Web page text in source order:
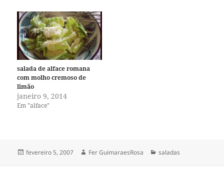
salada de alface romana
com molho cremoso de
limão
janeiro 9, 2014
Em "alface"
Publicado
fevereiro 5, 2007 Autor
Fer GuimaraesRosa Categorias
saladas